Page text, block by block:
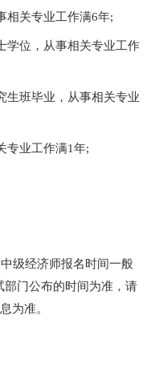
关专业工作满6年;
位，从事相关专业工作
班毕业，从事相关专业
专业工作满1年;
级经济师报名时间一般
门公布的时间为准，请
为准。